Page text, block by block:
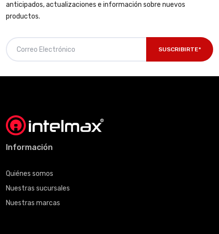
anticipados, actualizaciones e información sobre nuevos
productos.
SUSCRIBIRTE*
Información
Quiénes somos
Nuestras sucursales
Nuestras marcas